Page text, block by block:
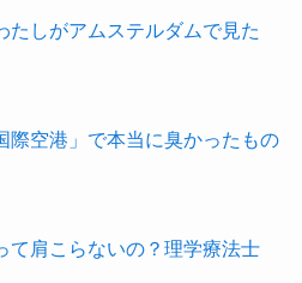
たしがアムステルダムで見た
際空港」で本当に臭かったもの
て肩こらないの？理学療法士